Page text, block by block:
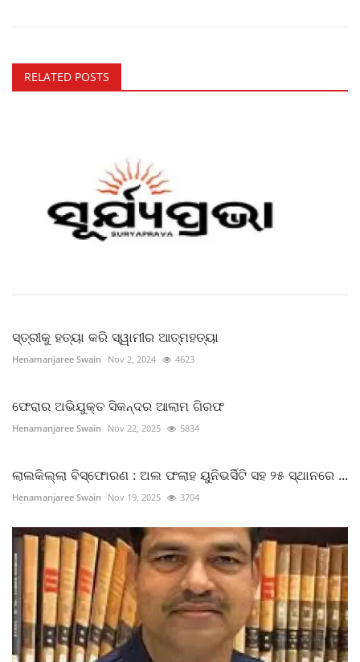
RELATED POSTS
ସ୍ତ୍ରୀକୁ ହତ୍ୟା କରି ସ୍ୱାମୀର ଆତ୍ମହତ୍ୟା
Henamanjaree Swain Nov 2, 2024 4623
ଫେରାର ଅଭିଯୁକ୍ତ ସିକନ୍ଦର ଆଲାମ ଗିରଫ
Henamanjaree Swain Nov 22, 2025 5834
ଲାଲକିଲ୍ଲା ବିସ୍ଫୋରଣ : ଅଲ ଫଲାହ ୟୁନିଭର୍ସିଟି ସହ ୨୫ ସ୍ଥାନରେ ...
Henamanjaree Swain Nov 19, 2025 3704